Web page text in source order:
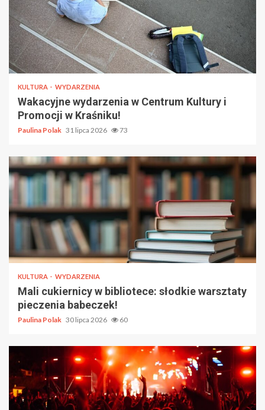
KULTURA WYDARZENIA
Wakacyjne wydarzenia w Centrum Kultury i
Promocji w Kraśniku!
Paulina Polak 31 lipca 2026 73
KULTURA WYDARZENIA
Mali cukiernicy w bibliotece: słodkie warsztaty
pieczenia babeczek!
Paulina Polak 30 lipca 2026 60